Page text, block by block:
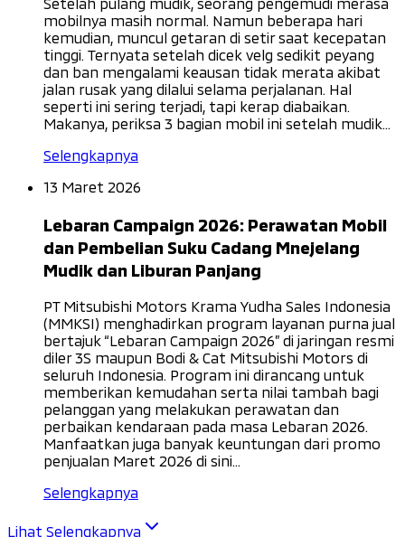
Setelah pulang mudik, seorang pengemudi merasa
mobilnya masih normal. Namun beberapa hari
kemudian, muncul getaran di setir saat kecepatan
tinggi. Ternyata setelah dicek velg sedikit peyang
dan ban mengalami keausan tidak merata akibat
jalan rusak yang dilalui selama perjalanan. Hal
seperti ini sering terjadi, tapi kerap diabaikan.
Makanya, periksa 3 bagian mobil ini setelah mudik...
Selengkapnya
13 Maret 2026
Lebaran Campaign 2026: Perawatan Mobil
dan Pembelian Suku Cadang Mnejelang
Mudik dan Liburan Panjang
PT Mitsubishi Motors Krama Yudha Sales Indonesia
(MMKSI) menghadirkan program layanan purna jual
bertajuk “Lebaran Campaign 2026” di jaringan resmi
diler 3S maupun Bodi & Cat Mitsubishi Motors di
seluruh Indonesia. Program ini dirancang untuk
memberikan kemudahan serta nilai tambah bagi
pelanggan yang melakukan perawatan dan
perbaikan kendaraan pada masa Lebaran 2026.
Manfaatkan juga banyak keuntungan dari promo
penjualan Maret 2026 di sini...
Selengkapnya
Lihat Selengkapnya